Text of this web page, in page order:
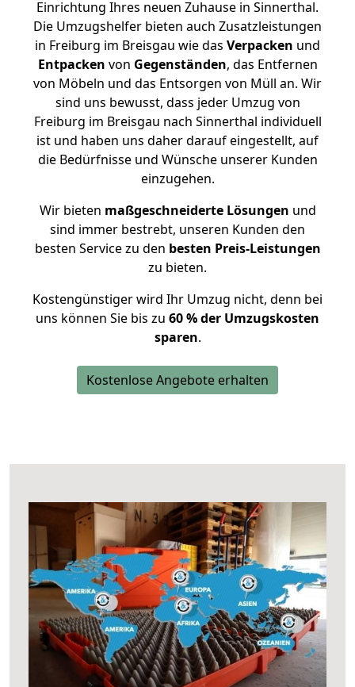
Einrichtung Ihres neuen Zuhause in Sinnerthal.
Die Umzugshelfer bieten auch Zusatzleistungen
in Freiburg im Breisgau wie das Verpacken und
Entpacken von Gegenständen, das Entfernen
von Möbeln und das Entsorgen von Müll an. Wir
sind uns bewusst, dass jeder Umzug von
Freiburg im Breisgau nach Sinnerthal individuell
ist und haben uns daher darauf eingestellt, auf
die Bedürfnisse und Wünsche unserer Kunden
einzugehen.
Wir bieten maßgeschneiderte Lösungen und
sind immer bestrebt, unseren Kunden den
besten Service zu den besten Preis-Leistungen
zu bieten.
Kostengünstiger wird Ihr Umzug nicht, denn bei
uns können Sie bis zu 60 % der Umzugskosten
sparen.
Kostenlose Angebote erhalten